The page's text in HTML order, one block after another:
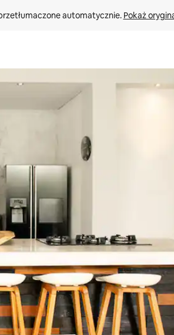
automatycznie. Pokaż
strzałek w górę i w dół lub przeglądać je